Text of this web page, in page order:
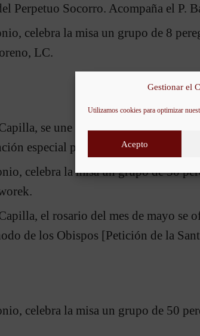
Gestionar el
Utilizamos cookies para optimizar
Acepto
Perpetuo Socorro. Acompaña el P.
celebra la misa un grupo de 8
LC.
se une a la misa la Comunidad
especial por la lluvia.
celebra la misa un grupo de 50
el rosario del mes de mayo se
de los Obispos [Petición de la
celebra la misa un grupo de 50